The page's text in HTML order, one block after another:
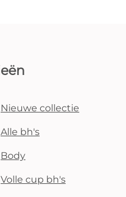
Nieuwe collectie
Alle bh's
Body
Volle cup bh's